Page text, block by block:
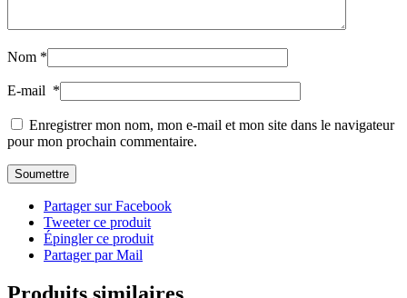
Nom *
E-mail *
Enregistrer mon nom, mon e-mail et mon site dans le navigateur
pour mon prochain commentaire.
Partager sur Facebook
Tweeter ce produit
Épingler ce produit
Partager par Mail